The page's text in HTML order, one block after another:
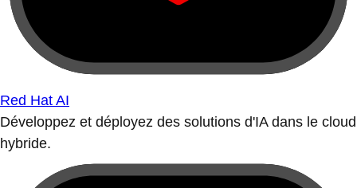
Red Hat AI
Développez et déployez des solutions d'IA dans le cloud
hybride.